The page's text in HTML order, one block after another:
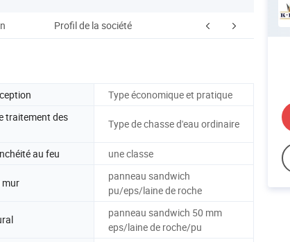
Profil de la société Service après vente
Type économique et pratique
traitement des
Type de chasse d'eau ordinaire
au feu une classe
mur
panneau sandwich
pu/eps/laine de roche
panneau sandwich 50 mm
eps/laine de roche/pu